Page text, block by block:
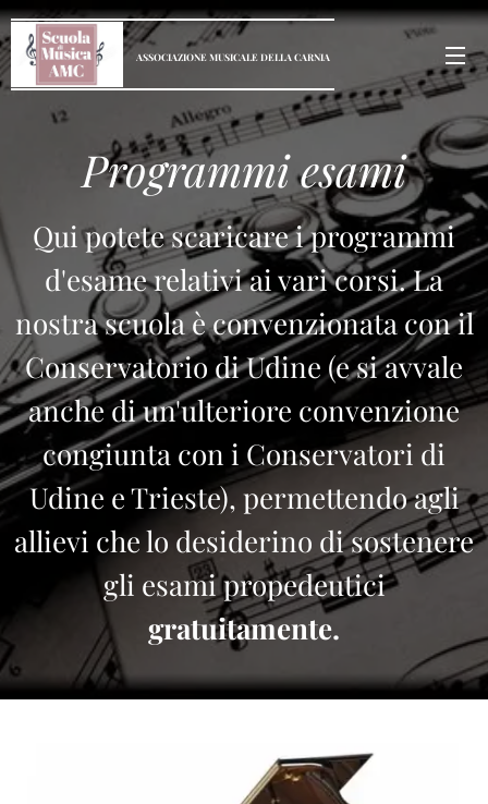
ASSOCIAZIONEMUSICALEDELLA CARNIA
Programmi esami
Qui potete scaricare i programmi
d'esame relativi ai vari corsi. La
nostra scuola è convenzionata con il
Conservatorio di Udine (e si avvale
anche di un'ulteriore convenzione
congiunta con i Conservatori di
Udine e Trieste), permettendo agli
allievi che lo desiderino di sostenere
gli esami propedeutici
gratuitamente.